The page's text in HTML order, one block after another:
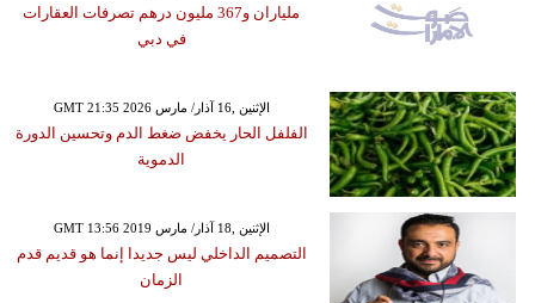
ملياران و367 مليون درهم تصرفات العقارات
في دبي
GMT 21:35 2026 الإثنين ,16 آذار/ مارس
الفلفل الحار يخفض ضغط الدم وتحسين الدورة
الدموية
GMT 13:56 2019 الإثنين ,18 آذار/ مارس
التصميم الداخلي ليس جديدا إنما هو قديم قدم
الزمان